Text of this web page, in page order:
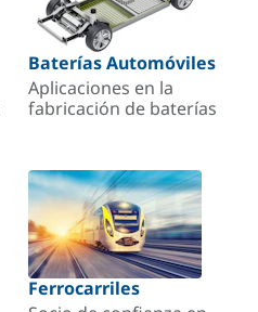
Baterías Automóviles
Aplicaciones en la
fabricación de baterías
Ferrocarriles